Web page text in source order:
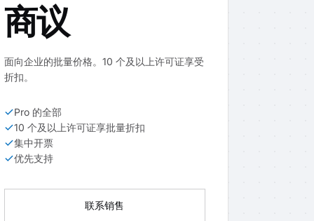
商议
面向企业的批量价格。10 个及以上许可证享受
折扣。
Pro 的全部
10 个及以上许可证享批量折扣
集中开票
优先支持
联系销售